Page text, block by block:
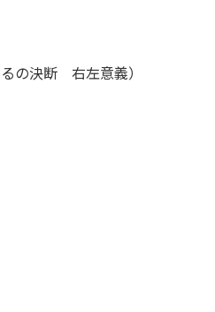
の決断 右左意義）